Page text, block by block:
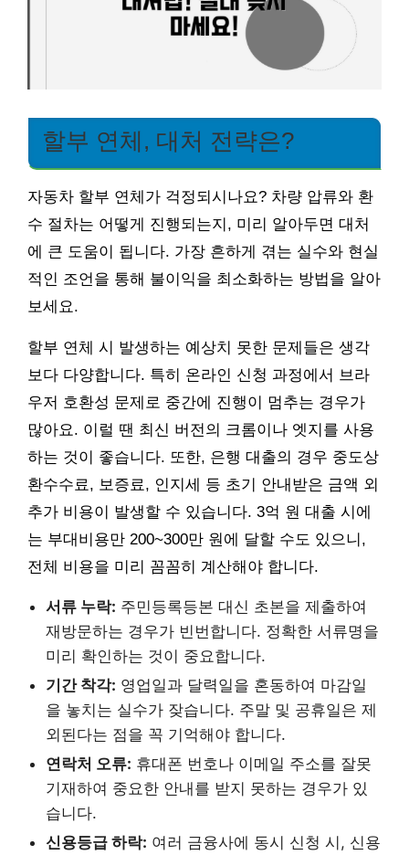
할부 연체, 대처 전략은?
자동차 할부 연체가 걱정되시나요? 차량 압류와 환
수 절차는 어떻게 진행되는지, 미리 알아두면 대처
에 큰 도움이 됩니다. 가장 흔하게 겪는 실수와 현실
적인 조언을 통해 불이익을 최소화하는 방법을 알아
보세요.
할부 연체 시 발생하는 예상치 못한 문제들은 생각
보다 다양합니다. 특히 온라인 신청 과정에서 브라
우저 호환성 문제로 중간에 진행이 멈추는 경우가
많아요. 이럴 땐 최신 버전의 크롬이나 엣지를 사용
하는 것이 좋습니다. 또한, 은행 대출의 경우 중도상
환수수료, 보증료, 인지세 등 초기 안내받은 금액 외
추가 비용이 발생할 수 있습니다. 3억 원 대출 시에
는 부대비용만 200~300만 원에 달할 수도 있으니,
전체 비용을 미리 꼼꼼히 계산해야 합니다.
서류 누락: 주민등록등본 대신 초본을 제출하여
재방문하는 경우가 빈번합니다. 정확한 서류명을
미리 확인하는 것이 중요합니다.
기간 착각: 영업일과 달력일을 혼동하여 마감일
을 놓치는 실수가 잦습니다. 주말 및 공휴일은 제
외된다는 점을 꼭 기억해야 합니다.
연락처 오류: 휴대폰 번호나 이메일 주소를 잘못
기재하여 중요한 안내를 받지 못하는 경우가 있
습니다.
신용등급 하락: 여러 금융사에 동시 신청 시, 신용